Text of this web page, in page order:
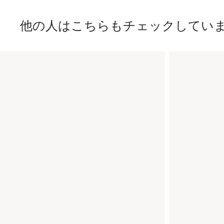
他の人はこちらもチェックしてい